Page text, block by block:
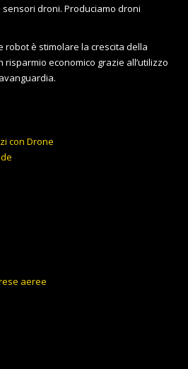
droni. Produciamo droni
robot è stimolare la crescita della
economico grazie all’utilizzo
con Drone
aeree